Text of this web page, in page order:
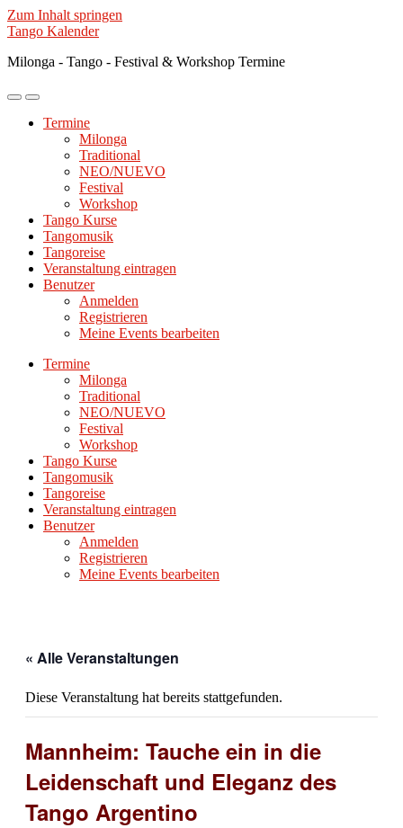
Zum Inhalt springen
Tango Kalender
Milonga - Tango - Festival & Workshop Termine
Mobile-
ein-/ausblenden
Suchfeld
ein-/ausblenden
Termine
Milonga
Traditional
NEO/NUEVO
Festival
Workshop
Tango Kurse
Tangomusik
Tangoreise
Veranstaltung eintragen
Benutzer
Anmelden
Registrieren
Meine Events bearbeiten
Termine
Milonga
Traditional
NEO/NUEVO
Festival
Workshop
Tango Kurse
Tangomusik
Tangoreise
Veranstaltung eintragen
Benutzer
Anmelden
Registrieren
Meine Events bearbeiten
« Alle Veranstaltungen
Diese Veranstaltung hat bereits stattgefunden.
Mannheim: Tauche ein in die
Leidenschaft und Eleganz des
Tango Argentino